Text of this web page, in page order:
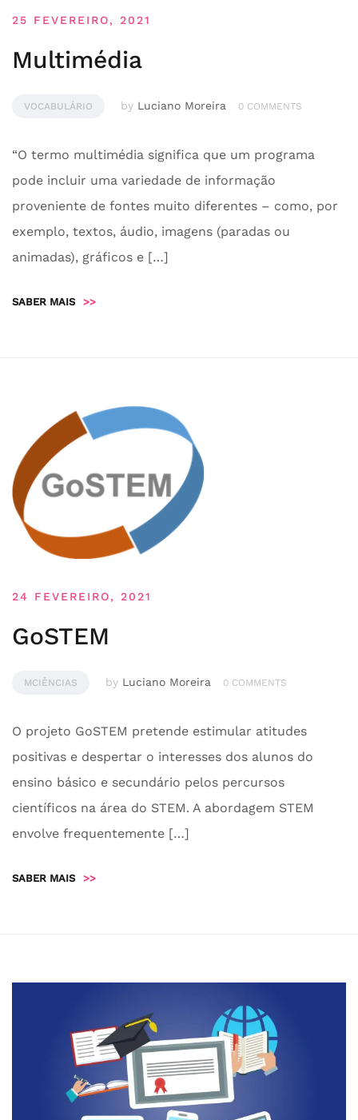
25 FEVEREIRO, 2021
Multimédia
VOCABULÁRIO by Luciano Moreira 0 COMMENTS
“O termo multimédia significa que um programa
pode incluir uma variedade de informação
proveniente de fontes muito diferentes – como, por
exemplo, textos, áudio, imagens (paradas ou
animadas), gráficos e […]
SABER MAIS >>
24 FEVEREIRO, 2021
GoSTEM
MCIÊNCIAS by Luciano Moreira 0 COMMENTS
O projeto GoSTEM pretende estimular atitudes
positivas e despertar o interesses dos alunos do
ensino básico e secundário pelos percursos
científicos na área do STEM. A abordagem STEM
envolve frequentemente […]
SABER MAIS >>